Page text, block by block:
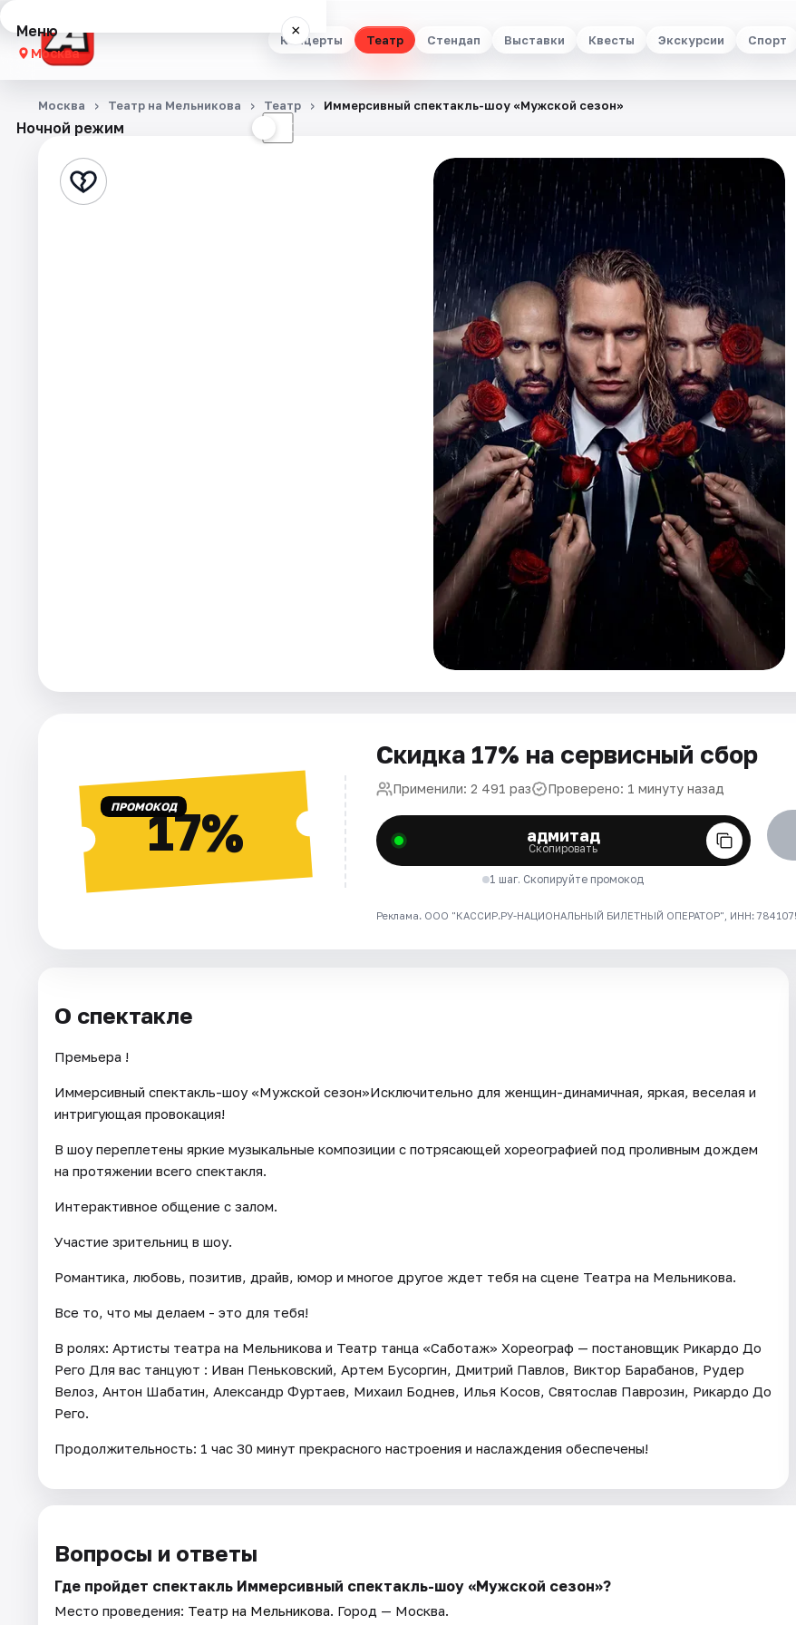
Концерты Театр Стендап Выставки Квесты Экскурсии Спорт
Меню ×
Москва
Концерты
Стендап
Ночной режим ☾
Москва Театр на Мельникова Театр Иммерсивный спектакль-шоу «Мужской сезон»
ПРОМОКОД17%
Скидка 17% на сервисный сбор
Применили: 2 491 раз Проверено: 1 минуту назад
адмитад
Скопировать
1 шаг. Скопируйте промокод
Реклама. ООО "КАССИР.РУ-НАЦИОНАЛЬНЫЙ БИЛЕТНЫЙ ОПЕРАТОР", ИНН:
О спектакле
Премьера !
Иммерсивный спектакль-шоу «Мужской сезон»Исключительно для женщин-динамичная, яркая, веселая и
интригующая провокация!
В шоу переплетены яркие музыкальные композиции с потрясающей хореографией под проливным дождем
на протяжении всего спектакля.
Интерактивное общение с залом.
Участие зрительниц в шоу.
Романтика, любовь, позитив, драйв, юмор и многое другое ждет тебя на сцене Театра на Мельникова.
Все то, что мы делаем - это для тебя!
В ролях: Артисты театра на Мельникова и Театр танца «Саботаж» Хореограф — постановщик Рикардо До
Рего Для вас танцуют : Иван Пеньковский, Артем Бусоргин, Дмитрий Павлов, Виктор Барабанов, Рудер
Велоз, Антон Шабатин, Александр Фуртаев, Михаил Боднев, Илья Косов, Святослав Паврозин, Рикардо До
Рего.
Продолжительность: 1 час 30 минут прекрасного настроения и наслаждения обеспечены!
Вопросы и ответы
Где пройдет спектакль Иммерсивный спектакль-шоу «Мужской сезон»?
Место проведения: Театр на Мельникова. Город — Москва.